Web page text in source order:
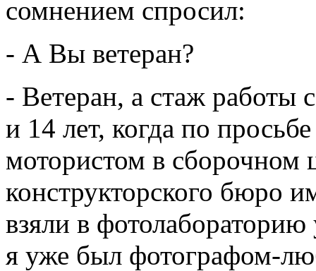
сомнением спросил:
- А Вы ветеран?
- Ветеран, а стаж
и 14 лет, когда по
мотористом в сборочном
конструкторского бюро
взяли в
я уже был фотографом-